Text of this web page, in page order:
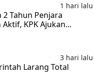
1 hari lalu
2 Tahun Penjara
KPK Ajukan
3 hari lalu
Larang Total